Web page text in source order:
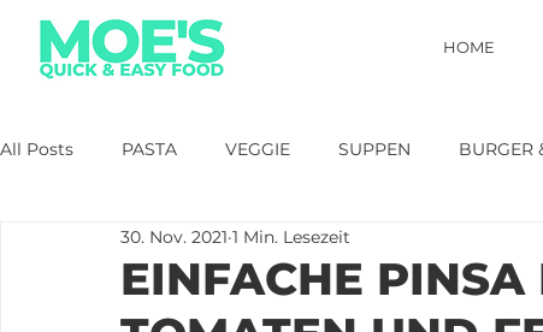
HOME
All Posts PASTA VEGGIE SUPPEN BURGER
FRÜHSTÜCK SALAT 30 MIN
EINFACHE
30. Nov. 2021 1 Min. Lesezeit